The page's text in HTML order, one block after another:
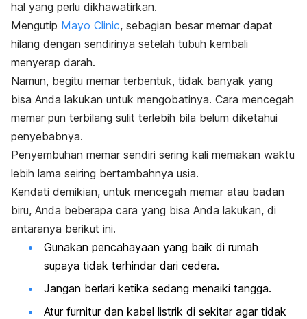
hal yang perlu dikhawatirkan.
Mengutip Mayo Clinic, sebagian besar memar dapat
hilang dengan sendirinya setelah tubuh kembali
menyerap darah.
Namun, begitu memar terbentuk, tidak banyak yang
bisa Anda lakukan untuk mengobatinya. Cara mencegah
memar pun terbilang sulit terlebih bila belum diketahui
penyebabnya.
Penyembuhan memar sendiri sering kali memakan waktu
lebih lama seiring bertambahnya usia.
Kendati demikian, untuk mencegah memar atau badan
biru, Anda beberapa cara yang bisa Anda lakukan, di
antaranya berikut ini.
Gunakan pencahayaan yang baik di rumah
supaya tidak terhindar dari cedera.
Jangan berlari ketika sedang menaiki tangga.
Atur furnitur dan kabel listrik di sekitar agar tidak